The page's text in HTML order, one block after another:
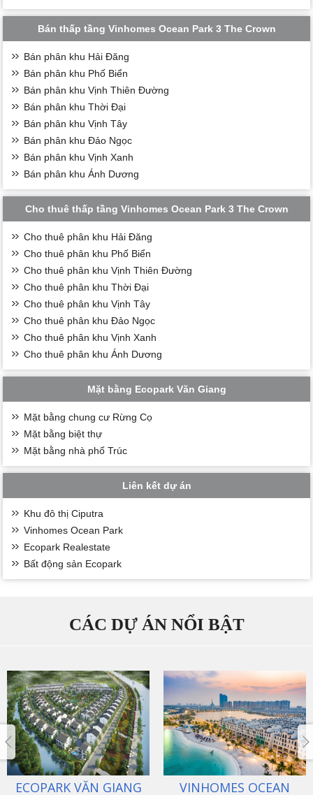
Bán thấp tầng Vinhomes Ocean Park 3 The Crown
Bán phân khu Hải Đăng
Bán phân khu Phố Biển
Bán phân khu Vịnh Thiên Đường
Bán phân khu Thời Đại
Bán phân khu Vịnh Tây
Bán phân khu Đảo Ngọc
Bán phân khu Vịnh Xanh
Bán phân khu Ánh Dương
Cho thuê thấp tầng Vinhomes Ocean Park 3 The Crown
Cho thuê phân khu Hải Đăng
Cho thuê phân khu Phố Biển
Cho thuê phân khu Vịnh Thiên Đường
Cho thuê phân khu Thời Đại
Cho thuê phân khu Vịnh Tây
Cho thuê phân khu Đảo Ngọc
Cho thuê phân khu Vịnh Xanh
Cho thuê phân khu Ánh Dương
Mặt bằng Ecopark Văn Giang
Mặt bằng chung cư Rừng Cọ
Mặt bằng biệt thự
Mặt bằng nhà phố Trúc
Liên kết dự án
Khu đô thị Ciputra
Vinhomes Ocean Park
Ecopark Realestate
Bất động sản Ecopark
CÁC DỰ ÁN NỔI BẬT
ECOPARK VĂN GIANG
VINHOMES OCEAN